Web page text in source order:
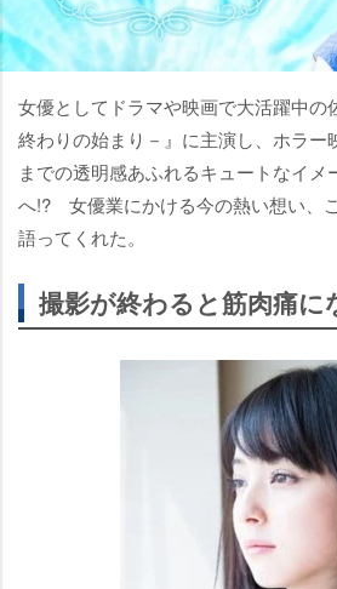
女優としてドラマや映画で大活躍中の
終わりの始まり－』に主演し、ホラ
までの透明感あふれるキュートなイ
へ!? 女優業にかける今の熱い想い、
語ってくれた。
撮影が終わると筋肉痛に